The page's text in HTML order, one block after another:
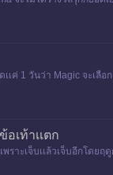
ค่ 1 วันว่า Magic จะเลือ
เท้าเเตก
ราะเจ็บเเล้วเจ็บอีกโดย